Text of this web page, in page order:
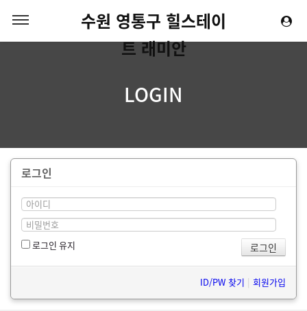
수원 영통구 힐스테이
트 래미안
LOGIN
로그인
로그인 유지
ID/PW 찾기 | 회원가입